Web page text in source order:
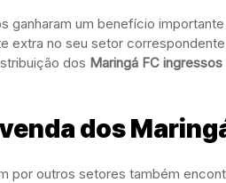
um benefício
extra no seu setor
dos Maringá FC ingressos
dos
por outros setores também